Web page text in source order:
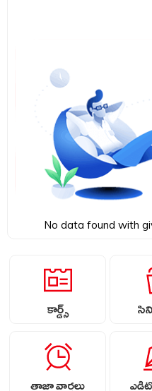
No data found with
కార్డ్స్